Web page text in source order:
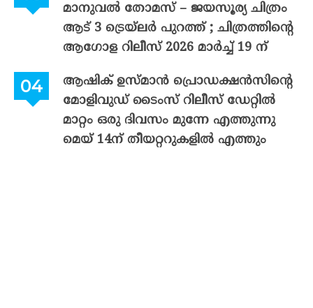
മാനുവൽ തോമസ് – ജയസൂര്യ ചിത്രം
ആട് 3 ട്രെയ്‌ലർ പുറത്ത് ; ചിത്രത്തിന്റെ
ആഗോള റിലീസ് 2026 മാർച്ച് 19 ന്
ആഷിക് ഉസ്മാൻ പ്രൊഡക്ഷൻസിന്റെ
മോളിവുഡ് ടൈംസ് റിലീസ് ഡേറ്റിൽ
മാറ്റം ഒരു ദിവസം മുന്നേ എത്തുന്നു
മെയ് 14ന് തീയറ്ററുകളിൽ എത്തും